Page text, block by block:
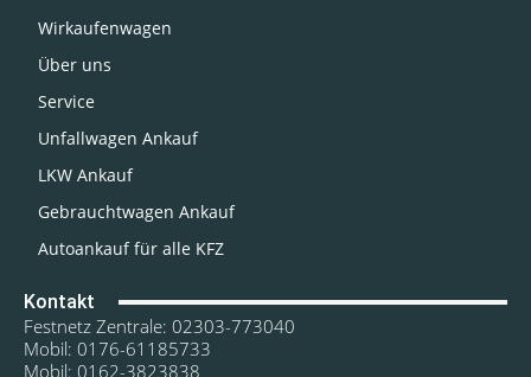
Wirkaufenwagen
Über uns
Service
Unfallwagen Ankauf
LKW Ankauf
Gebrauchtwagen Ankauf
Autoankauf für alle KFZ
Kontakt
Festnetz Zentrale: 02303-773040
Mobil: 0176-61185733
Mobil: 0162-3823838